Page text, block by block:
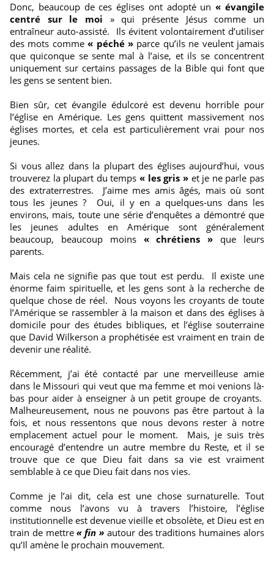
Donc, beaucoup de ces églises ont adopté un « évangile
centré sur le moi
» qui présente Jésus comme un
entraîneur auto-assisté. Ils évitent volontairement d’utiliser
des mots comme « péché » parce qu’ils ne veulent jamais
que quiconque se sente mal à l’aise, et ils se concentrent
uniquement sur certains passages de la Bible qui font que
les gens se sentent bien.
Bien sûr, cet évangile édulcoré est devenu horrible pour
l’église en Amérique. Les gens quittent massivement nos
églises mortes, et cela est particulièrement vrai pour nos
jeunes.
Si vous allez dans la plupart des églises aujourd’hui, vous
trouverez la plupart du temps « les gris » et je ne parle pas
des extraterrestres. J’aime mes amis âgés, mais où sont
tous les jeunes ? Oui, il y en a quelques-uns dans les
environs, mais, toute une série d’enquêtes a démontré que
les jeunes adultes en Amérique sont généralement
beaucoup, beaucoup moins
« chrétiens »
que leurs
parents.
Mais cela ne signifie pas que tout est perdu. Il existe une
énorme faim spirituelle, et les gens sont à la recherche de
quelque chose de réel. Nous voyons les croyants de toute
l’Amérique se rassembler à la maison et dans des églises à
domicile pour des études bibliques, et l’église souterraine
que David Wilkerson a prophétisée est vraiment en train de
devenir une réalité.
Récemment, j’ai été contacté par une merveilleuse amie
dans le Missouri qui veut que ma femme et moi venions là-
bas pour aider à enseigner à un petit groupe de croyants.
Malheureusement, nous ne pouvons pas être partout à la
fois, et nous ressentons que nous devons rester à notre
emplacement actuel pour le moment. Mais, je suis très
encouragé d’entendre un autre membre du Reste, et il se
trouve que ce que Dieu fait dans sa vie est vraiment
semblable à ce que Dieu fait dans nos vies.
Comme je l’ai dit, cela est une chose surnaturelle. Tout
comme nous l’avons vu à travers l’histoire, l’église
institutionnelle est devenue vieille et obsolète, et Dieu est en
train de mettre « fin » autour des traditions humaines alors
qu’Il amène le prochain mouvement.